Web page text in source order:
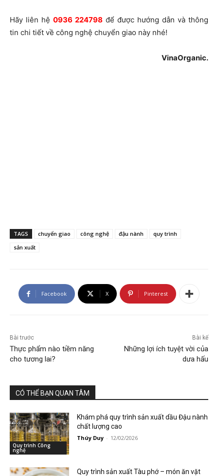
Hãy liên hệ 0936 224798 để được hướng dẫn và thông
tin chi tiết về công nghệ chuyển giao này nhé!
VinaOrganic.
TAGS chuyển giao công nghệ đậu nành
quy trình
sản xuất
Facebook X Pinterest
Bài trước
Thực phẩm nào tiềm năng
cho tương lai?
Bài kế
Những lợi ích tuyệt vời của
dưa hấu
CÓ THỂ BẠN QUAN TÂM
Quy trình Công
nghệ
Khám phá quy trình sản xuất dầu Đậu nành
chất lượng cao
Thúy Duy - 12/02/2026
Quy trình sản xuất Tàu phớ – món ăn vặt